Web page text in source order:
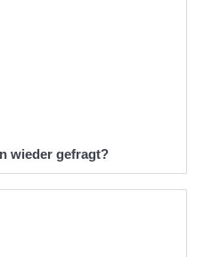
wieder gefragt?